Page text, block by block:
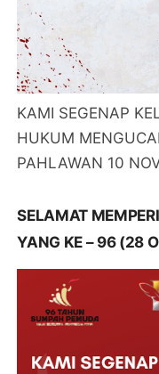
KAMI SEGENAP
HUKUM
PAHLAWAN 10
SELAMAT
YANG KE – 96 (28